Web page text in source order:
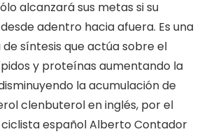
alcanzará sus metas si su
adentro hacia afuera. Es una
síntesis que actúa sobre el
y proteínas aumentando la
la acumulación de
clenbuterol en inglés, por el
español Alberto Contador